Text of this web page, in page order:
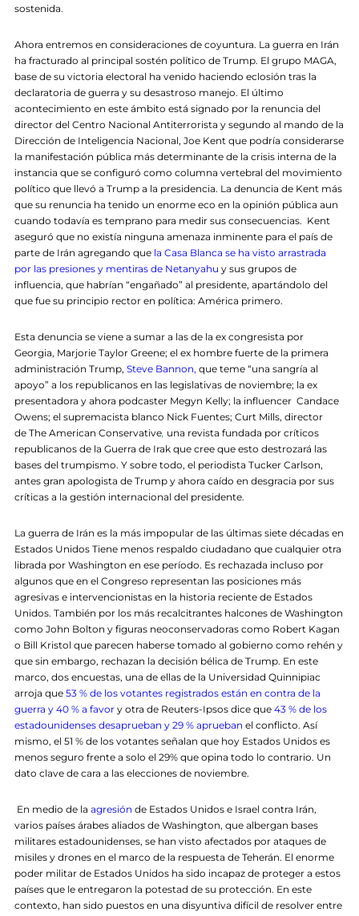
sostenida.
Ahora entremos en consideraciones de coyuntura. La guerra en Irán
ha fracturado al principal sostén político de Trump. El grupo MAGA,
base de su victoria electoral ha venido haciendo eclosión tras la
declaratoria de guerra y su desastroso manejo. El último
acontecimiento en este ámbito está signado por la renuncia del
director del Centro Nacional Antiterrorista y segundo al mando de la
Dirección de Inteligencia Nacional, Joe Kent que podría considerarse
la manifestación pública más determinante de la crisis interna de la
instancia que se configuró como columna vertebral del movimiento
político que llevó a Trump a la presidencia. La denuncia de Kent más
que su renuncia ha tenido un enorme eco en la opinión pública aun
cuando todavía es temprano para medir sus consecuencias. Kent
aseguró que no existía ninguna amenaza inminente para el país de
parte de Irán agregando que la Casa Blanca se ha visto arrastrada
por las presiones y mentiras de Netanyahu y sus grupos de
influencia, que habrían “engañado” al presidente, apartándolo del
que fue su principio rector en política: América primero.
Esta denuncia se viene a sumar a las de la ex congresista por
Georgia, Marjorie Taylor Greene; el ex hombre fuerte de la primera
administración Trump, Steve Bannon, que teme “una sangría al
apoyo” a los republicanos en las legislativas de noviembre; la ex
presentadora y ahora podcaster Megyn Kelly; la influencer Candace
Owens; el supremacista blanco Nick Fuentes; Curt Mills, director
de The American Conservative, una revista fundada por críticos
republicanos de la Guerra de Irak que cree que esto destrozará las
bases del trumpismo. Y sobre todo, el periodista Tucker Carlson,
antes gran apologista de Trump y ahora caído en desgracia por sus
críticas a la gestión internacional del presidente.
La guerra de Irán es la más impopular de las últimas siete décadas en
Estados Unidos Tiene menos respaldo ciudadano que cualquier otra
librada por Washington en ese período. Es rechazada incluso por
algunos que en el Congreso representan las posiciones más
agresivas e intervencionistas en la historia reciente de Estados
Unidos. También por los más recalcitrantes halcones de Washington
como John Bolton y figuras neoconservadoras como Robert Kagan
o Bill Kristol que parecen haberse tomado al gobierno como rehén y
que sin embargo, rechazan la decisión bélica de Trump. En este
marco, dos encuestas, una de ellas de la Universidad Quinnipiac
arroja que 53 % de los votantes registrados están en contra de la
guerra y 40 % a favor y otra de Reuters-Ipsos dice que 43 % de los
estadounidenses desaprueban y 29 % aprueban el conflicto. Así
mismo, el 51 % de los votantes señalan que hoy Estados Unidos es
menos seguro frente a solo el 29% que opina todo lo contrario. Un
dato clave de cara a las elecciones de noviembre.
En medio de la agresión de Estados Unidos e Israel contra Irán,
varios países árabes aliados de Washington, que albergan bases
militares estadounidenses, se han visto afectados por ataques de
misiles y drones en el marco de la respuesta de Teherán. El enorme
poder militar de Estados Unidos ha sido incapaz de proteger a estos
países que le entregaron la potestad de su protección. En este
contexto, han sido puestos en una disyuntiva difícil de resolver entre